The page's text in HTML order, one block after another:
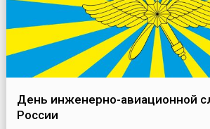
День инженерно-авиационной
России